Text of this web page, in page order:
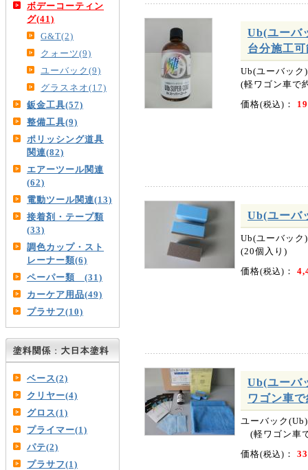
ボデーコーティン
グ(41)
G&T(2)
クォーツ(9)
ユーバック(9)
グラスネオ(17)
鈑金工具(57)
整備工具(9)
ポリッシング道具
関連(82)
エアーツール関連
(62)
電動ツール関連(13)
接着剤・テープ類
(33)
調色カップ・スト
レーナー類(6)
ペーパー類 (31)
カーケア用品(49)
プラサフ(10)
ベース(2)
クリヤー(4)
グロス(1)
プライマー(1)
パテ(2)
プラサフ(1)
Ub(ユーバ
台分施工
Ub(ユーバック
(軽ワゴン車で
価格(税込) ：
Ub(ユーバ
Ub(ユーバック
(20個入り)
価格(税込) ：
Ub(ユーバ
ワゴン車
ユーバック
(軽ワゴン車
価格(税込) ：